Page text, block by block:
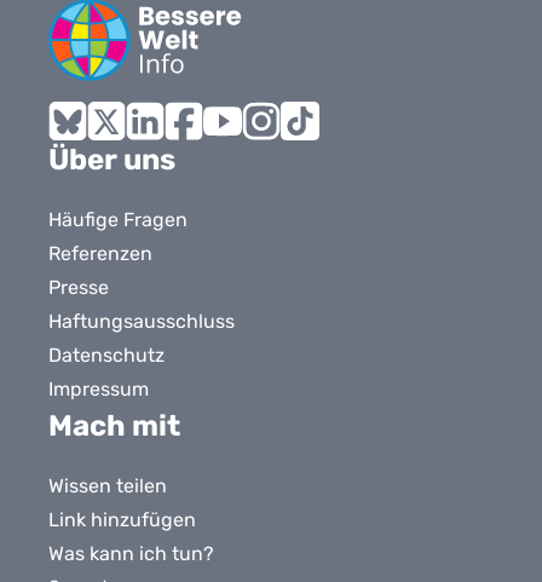
Bluesky
X LinkedInFacebook
Über uns
Häufige Fragen
Referenzen
Presse
Haftungsausschluss
Datenschutz
Impressum
Mach mit
Wissen teilen
Link hinzufügen
Was kann ich tun?